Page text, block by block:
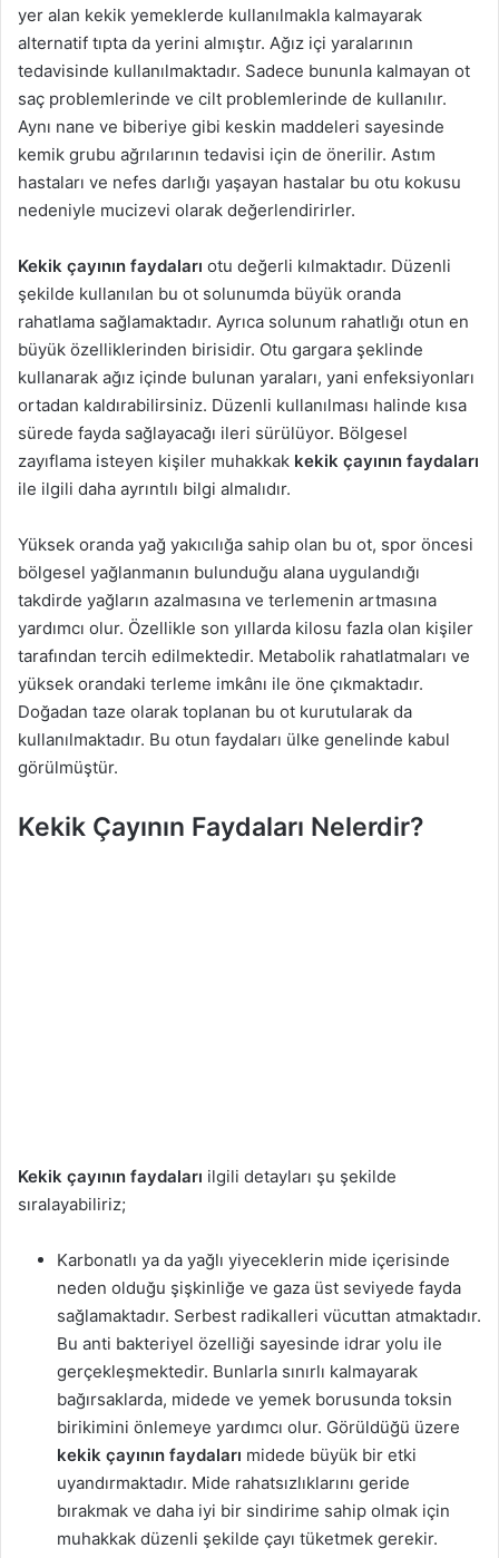
yer alan kekik yemeklerde kullanılmakla kalmayarak
alternatif tıpta da yerini almıştır. Ağız içi yaralarının
tedavisinde kullanılmaktadır. Sadece bununla kalmayan ot
saç problemlerinde ve cilt problemlerinde de kullanılır.
Aynı nane ve biberiye gibi keskin maddeleri sayesinde
kemik grubu ağrılarının tedavisi için de önerilir. Astım
hastaları ve nefes darlığı yaşayan hastalar bu otu kokusu
nedeniyle mucizevi olarak değerlendirirler.
Kekik çayının faydaları otu değerli kılmaktadır. Düzenli
şekilde kullanılan bu ot solunumda büyük oranda
rahatlama sağlamaktadır. Ayrıca solunum rahatlığı otun en
büyük özelliklerinden birisidir. Otu gargara şeklinde
kullanarak ağız içinde bulunan yaraları, yani enfeksiyonları
ortadan kaldırabilirsiniz. Düzenli kullanılması halinde kısa
sürede fayda sağlayacağı ileri sürülüyor. Bölgesel
zayıflama isteyen kişiler muhakkak kekik çayının faydaları
ile ilgili daha ayrıntılı bilgi almalıdır.
Yüksek oranda yağ yakıcılığa sahip olan bu ot, spor öncesi
bölgesel yağlanmanın bulunduğu alana uygulandığı
takdirde yağların azalmasına ve terlemenin artmasına
yardımcı olur. Özellikle son yıllarda kilosu fazla olan kişiler
tarafından tercih edilmektedir. Metabolik rahatlatmaları ve
yüksek orandaki terleme imkânı ile öne çıkmaktadır.
Doğadan taze olarak toplanan bu ot kurutularak da
kullanılmaktadır. Bu otun faydaları ülke genelinde kabul
görülmüştür.
Kekik Çayının Faydaları Nelerdir?
Kekik çayının faydaları ilgili detayları şu şekilde
sıralayabiliriz;
Karbonatlı ya da yağlı yiyeceklerin mide içerisinde
neden olduğu şişkinliğe ve gaza üst seviyede fayda
sağlamaktadır. Serbest radikalleri vücuttan atmaktadır.
Bu anti bakteriyel özelliği sayesinde idrar yolu ile
gerçekleşmektedir. Bunlarla sınırlı kalmayarak
bağırsaklarda, midede ve yemek borusunda toksin
birikimini önlemeye yardımcı olur. Görüldüğü üzere
kekik çayının faydaları midede büyük bir etki
uyandırmaktadır. Mide rahatsızlıklarını geride
bırakmak ve daha iyi bir sindirime sahip olmak için
muhakkak düzenli şekilde çayı tüketmek gerekir.